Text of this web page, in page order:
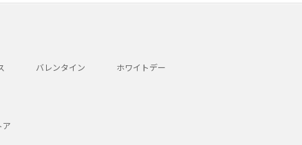
バレンタイン ホワイトデー
ア